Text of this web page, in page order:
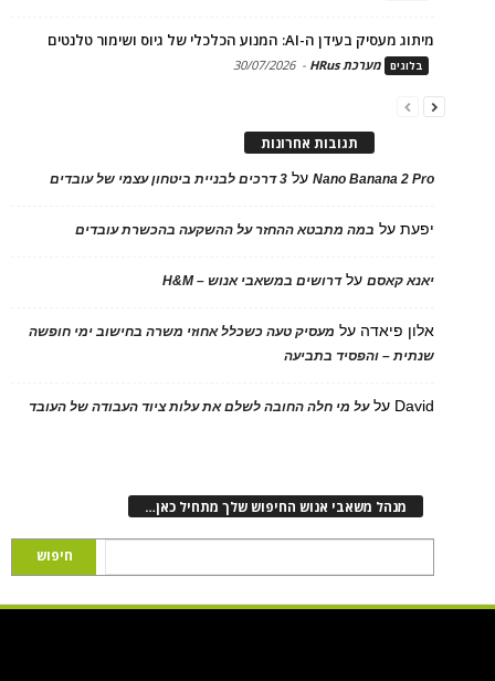
מיתוג מעסיק בעידן ה-AI: המנוע הכלכלי של גיוס ושימור טלנטים
בלוגים מערכת HRus -
30/07/2026
תגובות אחרונות
Nano Banana 2 Proעל 3 דרכים לבניית ביטחון עצמי של עובדים
יפעתעל במה מתבטא ההחזר על ההשקעה בהכשרת עובדים
יאנא קאסםעלדרושים במשאבי אנוש – H&M
אלון פיאדה על מעסיק טעה כשכלל אחוזי משרה בחישוב ימי חופשה
שנתית – והפסיד בתביעה
David עלעל מי חלה החובה לשלם את עלות ציוד העבודה של העובד
מנהל משאבי אנוש החיפוש שלך מתחיל כאן…